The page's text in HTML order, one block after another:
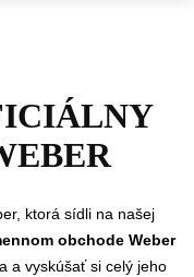
ktorá sídli na našej
obchode Weber
a vyskúšať si celý jeho